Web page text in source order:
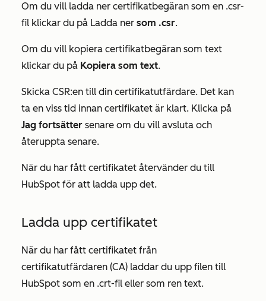
Om du vill ladda ner certifikatbegäran som en .csr-
fil klickar du på Ladda ner som .csr.
Om du vill kopiera certifikatbegäran som text
klickar du på Kopiera som text.
Skicka CSR:en till din certifikatutfärdare. Det kan
ta en viss tid innan certifikatet är klart. Klicka på
Jag fortsätter senare om du vill avsluta och
återuppta senare.
När du har fått certifikatet återvänder du till
HubSpot för att ladda upp det.
Ladda upp certifikatet
När du har fått certifikatet från
certifikatutfärdaren (CA) laddar du upp filen till
HubSpot som en .crt-fil eller som ren text.